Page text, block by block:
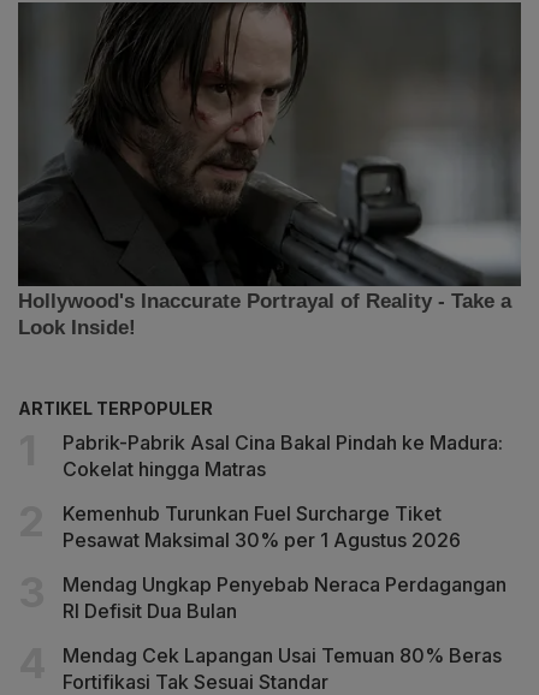
ARTIKEL TERPOPULER
Pabrik-Pabrik Asal Cina Bakal Pindah ke Madura:
Cokelat hingga Matras
Kemenhub Turunkan Fuel Surcharge Tiket
Pesawat Maksimal 30% per 1 Agustus 2026
Mendag Ungkap Penyebab Neraca Perdagangan
RI Defisit Dua Bulan
Mendag Cek Lapangan Usai Temuan 80% Beras
Fortifikasi Tak Sesuai Standar